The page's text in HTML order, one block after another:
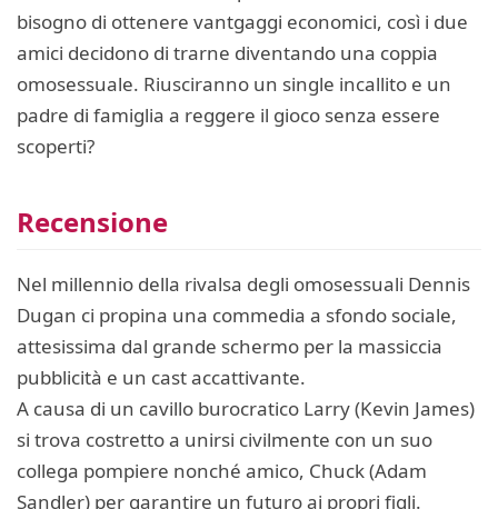
bisogno di ottenere vantgaggi economici, così i due
amici decidono di trarne diventando una coppia
omosessuale. Riusciranno un single incallito e un
padre di famiglia a reggere il gioco senza essere
scoperti?
Recensione
Nel millennio della rivalsa degli omosessuali Dennis
Dugan ci propina una commedia a sfondo sociale,
attesissima dal grande schermo per la massiccia
pubblicità e un cast accattivante.
A causa di un cavillo burocratico Larry (Kevin James)
si trova costretto a unirsi civilmente con un suo
collega pompiere nonché amico, Chuck (Adam
Sandler) per garantire un futuro ai propri figli.